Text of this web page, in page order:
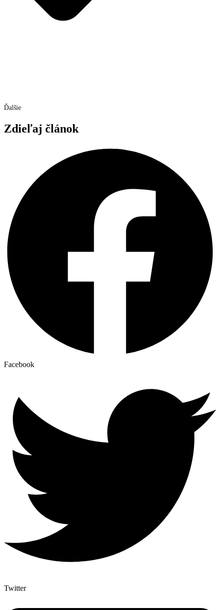
Ďalšie
Zdieľaj článok
Facebook
Twitter